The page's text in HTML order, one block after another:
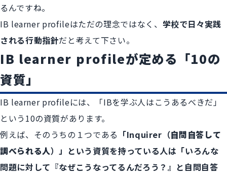
るんですね。
IB learner profileはただの理念ではなく、 学校で日々実践
される行動指針だと考えて下さい。
IB learner profileが定める「10の
資質」
IB learner profileには、「IBを学ぶ人はこうあるべきだ」
という10の資質があります。
例えば、そのうちの１つである 「Inquirer（自問自答して
調べられる人）」という資質を持っている人は「いろんな
問題に対して『なぜこうなってるんだろう？』と自問自答